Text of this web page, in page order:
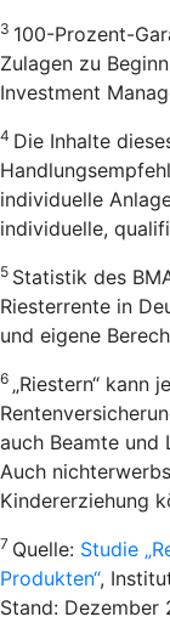
3 100-Prozent-
Zulagen zu
Investment
4 Die Inhalte
individuelle
individuelle,
5 Statistik des
Riesterrente in
und eigene
6 „Riestern“ kann
auch Beamte und
Auch
Kindererziehung
7 Quelle: Studie
Produkten“,
Stand: Dezember